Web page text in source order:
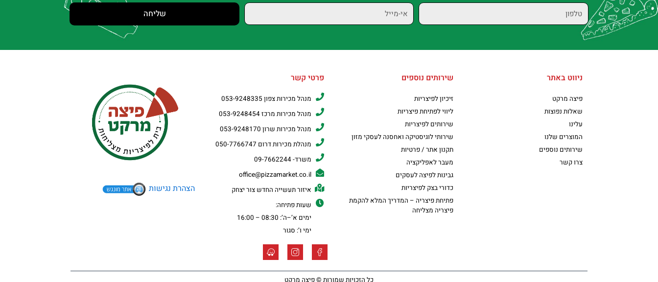
טלפון אי-מייל שליחה
ניווט באתר
פיצה מרקט
שאלות נפוצות
עלינו
המוצרים שלנו
שירותים נוספים
צרו קשר
שירותים נוספים
זיכיון לפיצריות
ליווי לפתיחת פיצריות
שירותים לפיצריות
שירותי לוגיסטיקה ואחסנה לעסקי מזון
תקנון אתר / פרטיות
מעבר לאפליקציה
גבינות לפיצה לעסקים
כדורי בצק לפיצריות
פתיחת פיצריה – המדריך המלא להקמת
פיצריה מצליחה
פרטי קשר
מנהל מכירות צפון 053-9248335
מנהל מכירות מרכז 053-9248454
מנהל מכירות שרון 053-9248170
מנהלת מכירות דרום 050-7766747
משרד- 09-7662244
office@pizzamarket.co.il
איזור תעשייה החדש צור יצחק
שעות פתיחה:
ימים א’–ה’: 08:30 – 16:00
ימי ו’: סגור
הצהרת נגישות